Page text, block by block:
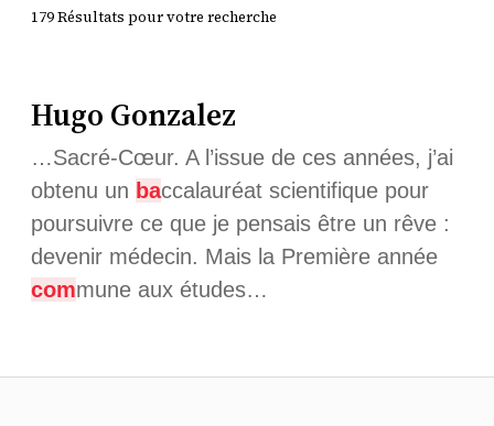
179 Résultats pour votre recherche
Hugo Gonzalez
…Sacré-Cœur. A l’issue de ces années, j’ai
obtenu un baccalauréat scientifique pour
poursuivre ce que je pensais être un rêve :
devenir médecin. Mais la Première année
commune aux études…